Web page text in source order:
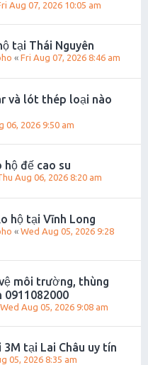
Aug 07, 2026 10:05 am
tại Thái Nguyên
« Fri Aug 07, 2026 8:46 am
và lót thép loại nào
06, 2026 9:50 am
hộ đế cao su
Aug 06, 2026 8:20 am
hộ tại Vĩnh Long
« Wed Aug 05, 2026 9:28
môi trường, thùng
0911082000
Wed Aug 05, 2026 9:08 am
tại Lai Châu uy tín
05, 2026 8:35 am